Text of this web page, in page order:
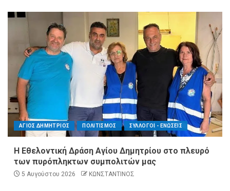
ΑΓΙΟΣ ΔΗΜΗΤΡΙΟΣ ΠΟΛΙΤΙΣΜΟΣ ΣΥΛΛΟΓΟΙ - ΕΝΩΣΕΙΣ
Η Εθελοντική Δράση Αγίου Δημητρίου στο πλευρό
των πυρόπληκτων συμπολιτών μας
5 Αυγούστου 2026 ΚΩΝΣΤΑΝΤΙΝΟΣ